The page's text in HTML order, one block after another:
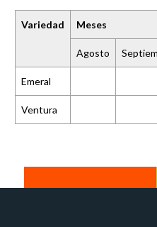
Variedad Meses
Agosto
Emeral
Ventura